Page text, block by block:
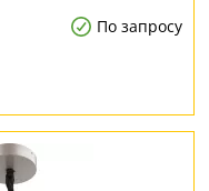
По запросу